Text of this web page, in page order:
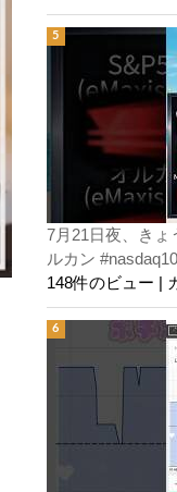
7月21日夜、きょ
ルカン
148件のビュー